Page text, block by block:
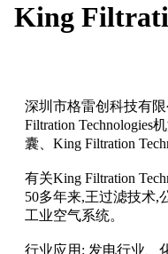
King
深圳市格雷创科技有
Filtration Technologies
囊、King Filtration
有关King Filtration
50多年来,王过滤技术,
工业空气系统。
行业应用: 发电行业、